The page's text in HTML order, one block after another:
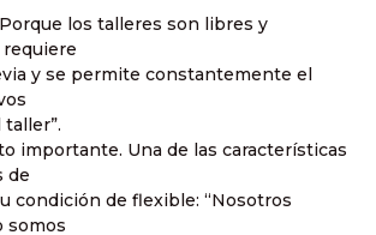
los talleres son libres y
y se permite constantemente el
importante. Una de las características
de
condición de flexible: “Nosotros
somos